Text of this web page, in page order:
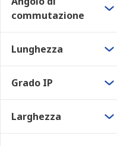
commutazione
Lunghezza
Grado IP
Larghezza